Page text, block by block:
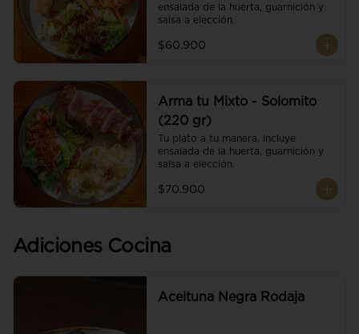
ensalada de la huerta, guarnición y
salsa a elección.
$60.900
Arma tu Mixto - Solomito
(220 gr)
Tu plato a tu manera. Incluye
ensalada de la huerta, guarnición y
salsa a elección.
$70.900
Adiciones Cocina
Aceituna Negra Rodaja